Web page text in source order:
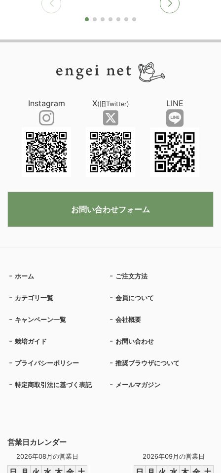
営業日カレンダー
2026年08月の営業日 2026年09月の営業日
ホーム ご注文方法
カテゴリ一覧 会員について
キャンペーン一覧 会社概要
栽培ガイド お問い合わせ
プライバシーポリシー 推奨ブラウザについて
特定商取引法に基づく表記 メールマガジン
Instagram X(旧Twitter) LINE
お問い合わせフォーム